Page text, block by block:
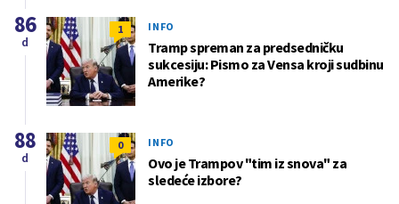
1 INFO
Tramp spreman za predsedničku
sukcesiju: Pismo za Vensa kroji sudbinu
Amerike?
86
d
0 INFO
Ovo je Trampov "tim iz snova" za
sledeće izbore?
88
d